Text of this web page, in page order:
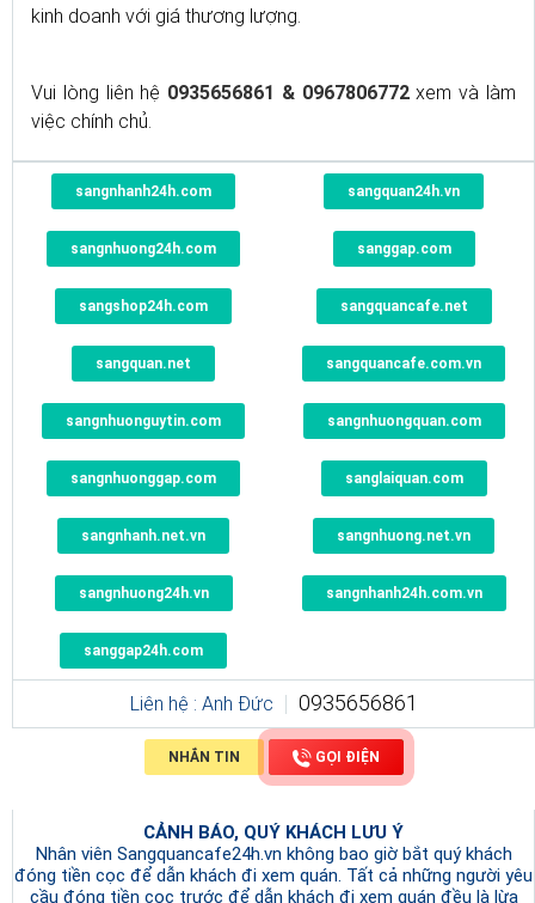
kinh doanh với giá thương lượng.
Vui lòng liên hệ 0935656861 & 0967806772xem và làm
việc chính chủ.
sangnhanh24h.com sangquan24h.vn
sangnhuong24h.com sanggap.com
sangshop24h.com sangquancafe.net
sangquan.net sangquancafe.com.vn
sangnhuonguytin.com sangnhuongquan.com
sangnhuonggap.com sanglaiquan.com
sangnhanh.net.vn sangnhuong.net.vn
sangnhuong24h.vn sangnhanh24h.com.vn
sanggap24h.com
Liên hệ : Anh Đức 0935656861
NHẮN TIN GỌI ĐIỆN
CẢNH BÁO, QUÝ KHÁCH LƯU Ý
Nhân viên Sangquancafe24h.vn không bao giờ bắt quý khách
đóng tiền cọc để dẫn khách đi xem quán. Tất cả những người yêu
cầu đóng tiền cọc trước để dẫn khách đi xem quán đều là lừa